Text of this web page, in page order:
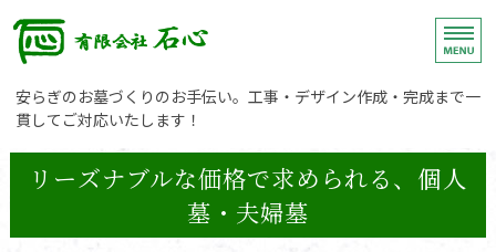
有
安らぎのお墓づくりのお手伝い。工事・デザイン作成・完成まで一
貫してご対応いたします！
ホーム
リーズナブルな価格で求められる、個人
墓・夫婦墓